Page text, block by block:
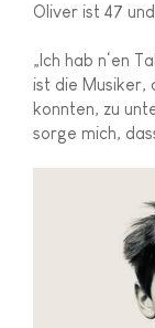
Oliver ist 47
„Ich hab n‘en
ist die Musiker,
konnten, zu
sorge mich,